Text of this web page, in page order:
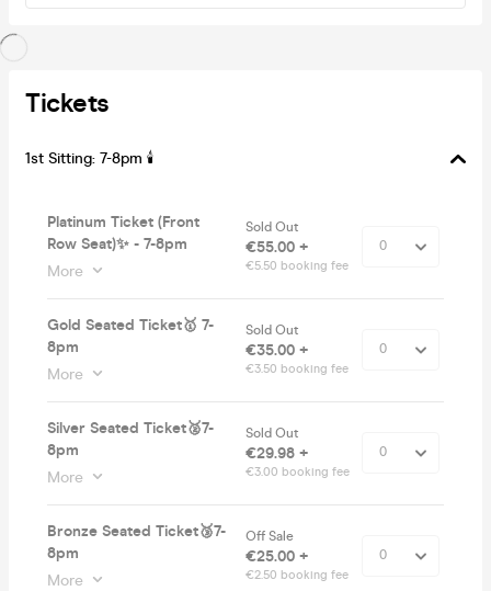
Tickets
1st Sitting: 7-8pm 🕯
Platinum Ticket (Front
Row Seat)✨ - 7-8pm
More
Sold Out
€55.00 +
€5.50 booking fee
Gold Seated Ticket🥇 7-
8pm
More
Sold Out
€35.00 +
€3.50 booking fee
Silver Seated Ticket🥈7-
8pm
More
Sold Out
€29.98 +
€3.00 booking fee
Bronze Seated Ticket🥉7-
8pm
More
Off Sale
€25.00 +
€2.50 booking fee